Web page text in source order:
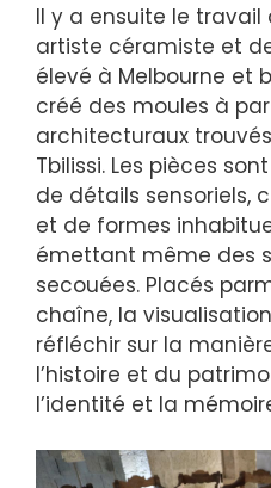
Il y a ensuite le travail
artiste céramiste et
élevé à Melbourne et
créé des moules à
architecturaux
Tbilissi. Les pièces
de détails sensoriels,
et de formes
émettant même des
secouées. Placés
chaîne, la
réfléchir sur la
l’histoire et du
l’identité et la